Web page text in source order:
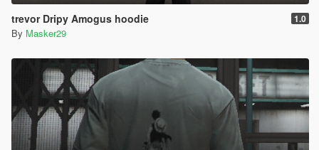
trevor Dripy Amogus hoodie 1.0
By Masker29